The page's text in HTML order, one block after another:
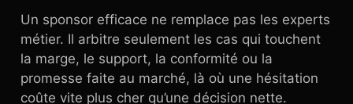
Un sponsor efficace ne remplace pas les experts
métier. Il arbitre seulement les cas qui touchent
la marge, le support, la conformité ou la
promesse faite au marché, là où une hésitation
coûte vite plus cher qu’une décision nette.